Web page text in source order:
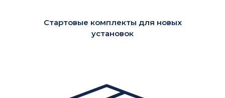
Стартовые комплекты для новых
установок